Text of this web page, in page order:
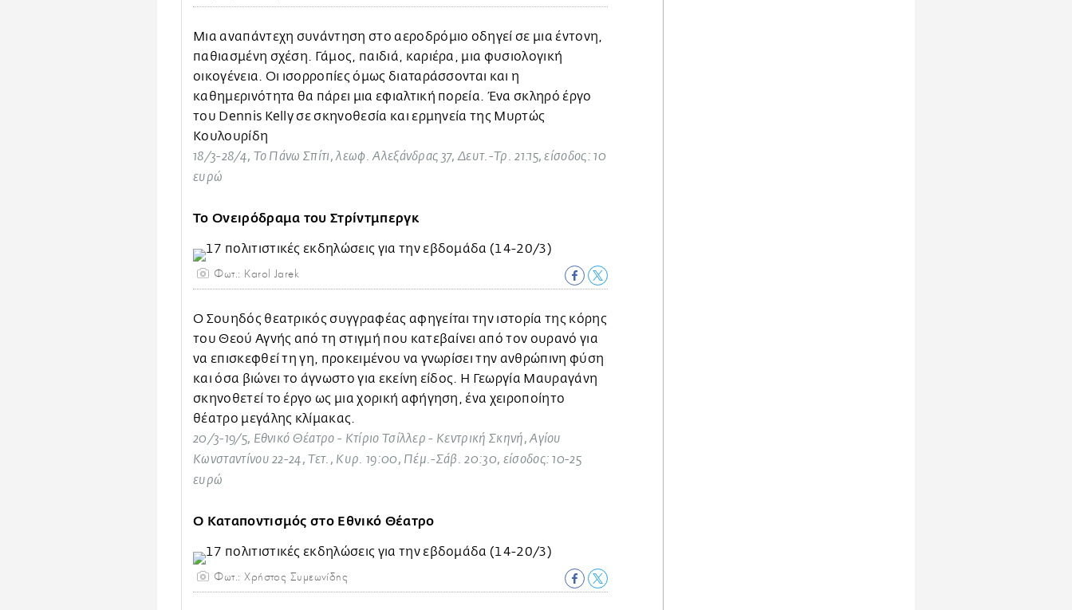
Μια αναπάντεχη συνάντηση στο αεροδρόμιο οδηγεί σε μια έντονη,
παθιασμένη σχέση. Γάμος, παιδιά, καριέρα, μια φυσιολογική
οικογένεια. Οι ισορροπίες όμως διαταράσσονται και η
καθημερινότητα θα πάρει μια εφιαλτική πορεία. Ένα σκληρό έργο
του Dennis Kelly σε σκηνοθεσία και ερμηνεία της Μυρτώς
Κουλουρίδη
18/3-28/4, Το Πάνω Σπίτι, λεωφ. Αλεξάνδρας 37, Δευτ.-Τρ. 21:15, είσοδος: 10
ευρώ
Το Ονειρόδραμα του Στρίντμπεργκ
Φωτ.: Karol Jarek
Ο Σουηδός θεατρικός συγγραφέας αφηγείται την ιστορία της κόρης
του Θεού Αγνής από τη στιγμή που κατεβαίνει από τον ουρανό για
να επισκεφθεί τη γη, προκειμένου να γνωρίσει την ανθρώπινη φύση
και όσα βιώνει το άγνωστο για εκείνη είδος. Η Γεωργία Μαυραγάνη
σκηνοθετεί το έργο ως μια χορική αφήγηση, ένα χειροποίητο
θέατρο μεγάλης κλίμακας.
20/3-19/5, Εθνικό Θέατρο - Κτίριο Τσίλλερ - Κεντρική Σκηνή, Αγίου
Κωνσταντίνου 22-24, Τετ., Κυρ. 19:00, Πέμ.-Σάβ. 20:30, είσοδος: 10-25
ευρώ
Ο Καταποντισμός στο Εθνικό Θέατρο
Φωτ.: Χρήστος Συμεωνίδης